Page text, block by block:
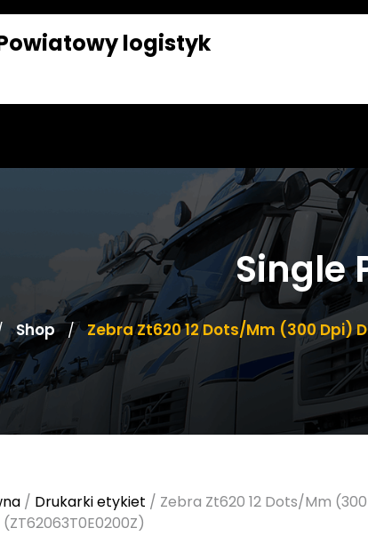
logistyk
Single
Shop / Zebra Zt620 12 Dots/Mm (300 Dpi)
/ Drukarki etykiet / Zebra Zt620 12 Dots/Mm